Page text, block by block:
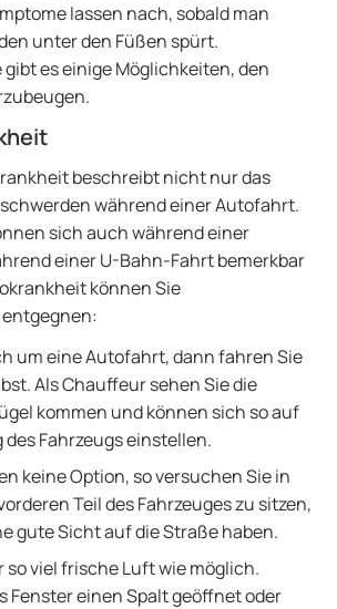
lassen nach, sobald man
unter den Füßen spürt.
es einige Möglichkeiten, den
beschreibt nicht nur das
während einer Autofahrt.
sich auch während einer
einer U-Bahn-Fahrt bemerkbar
können Sie
um eine Autofahrt, dann fahren Sie
Als Chauffeur sehen Sie die
kommen und können sich so auf
des Fahrzeugs einstellen.
keine Option, so versuchen Sie in
Teil des Fahrzeuges zu sitzen,
gute Sicht auf die Straße haben.
so viel frische Luft wie möglich.
Fenster einen Spalt geöffnet oder